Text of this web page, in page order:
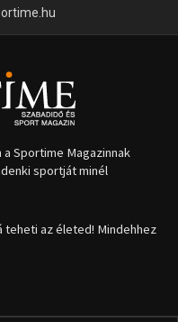
+36 30 471 1373